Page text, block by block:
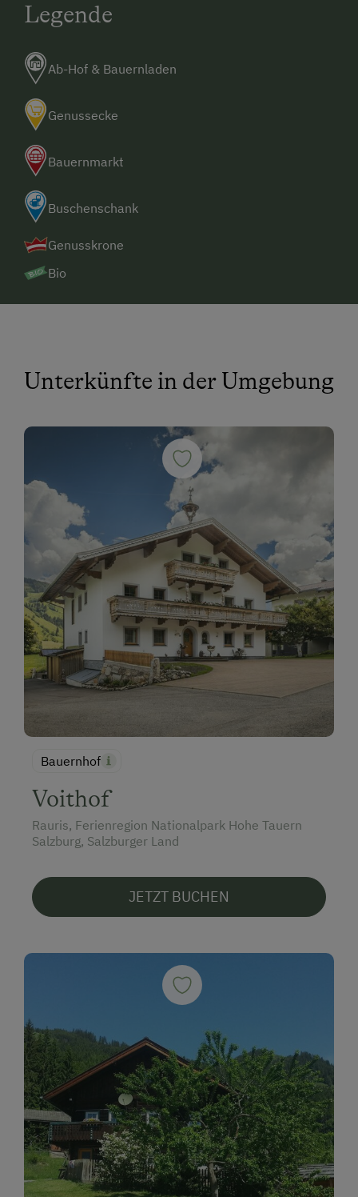
Legende
Ab-Hof & Bauernladen
Genussecke
Bauernmarkt
Buschenschank
Genusskrone
Bio
Unterkünfte in der Umgebung
Bauernhof
Voithof
Rauris, Ferienregion Nationalpark Hohe Tauern
Salzburg, Salzburger Land
JETZT BUCHEN